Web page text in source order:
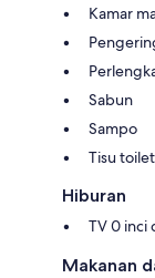
Kamar
Sabun
Sampo
Tisu toilet
Hiburan
TV 0 inci
Makanan